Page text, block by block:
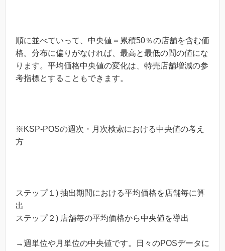
順に並べていって、中央値＝累積50％の店舗を含む価
格。分布に偏りがなければ、最高と最低の間の値にな
ります。平均価格中央値の変化は、特売店舗増減の参
考指標とすることもできます。
※KSP-POSの週次・月次検索における中央値の考え
方
ステップ１) 抽出期間における平均価格を店舗毎に算
出
ステップ２) 店舗毎の平均価格から中央値を導出
→週単位や月単位の中央値です。日々のPOSデータに